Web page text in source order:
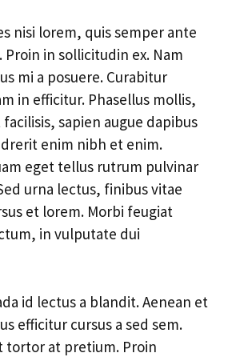
nisi lorem, quis semper ante
in sollicitudin ex. Nam
mi a posuere. Curabitur
in efficitur. Phasellus mollis,
sapien augue dapibus
enim nibh et enim.
eget tellus rutrum pulvinar
urna lectus, finibus vitae
et lorem. Morbi feugiat
in vulputate dui
id lectus a blandit. Aenean et
efficitur cursus a sed sem.
tortor at pretium. Proin